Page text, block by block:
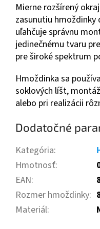
Mierne rozšírený
zasunutiu
uľahčuje správnu
jedinečnému tvaru
pre široké spektrum
Hmoždinka sa
soklových líšt,
alebo pri realizácii
Dodatočné
Kategória:
Hmotnosť:
EAN:
Rozmer hmoždinky:
Materiál: